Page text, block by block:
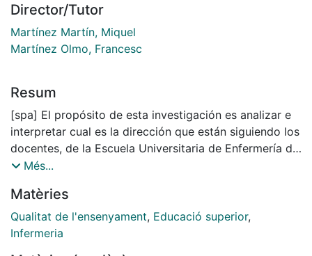
Director/Tutor
Martínez Martín, Miquel
Martínez Olmo, Francesc
Resum
[spa] El propósito de esta investigación es analizar e
interpretar cual es la dirección que están siguiendo los
docentes, de la Escuela Universitaria de Enfermería de
la Universidad de Barcelona (EUI de la UB), a la hora
calidad de la docencia en función del grado de
compromiso que tienen con la institución en la que
trabajan y con su profesión docente. Se realizó un
Més...
Matèries
Qualitat de l'ensenyament, Educació superior,
Infermeria